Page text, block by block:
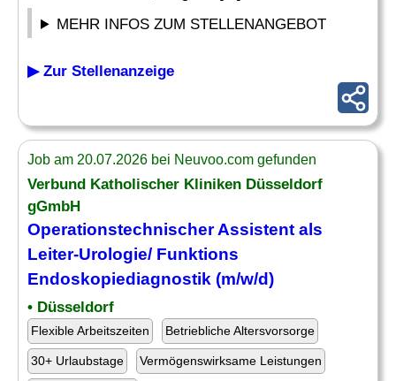
MEHR INFOS ZUM STELLENANGEBOT
▶ Zur Stellenanzeige
Job am 20.07.2026 bei Neuvoo.com gefunden
Verbund Katholischer Kliniken Düsseldorf
gGmbH
Operationstechnischer Assistent als
Leiter-Urologie/ Funktions
Endoskopiediagnostik (m/w/d)
• Düsseldorf
Flexible Arbeitszeiten Betriebliche Altersvorsorge
30+ Urlaubstage Vermögenswirksame Leistungen